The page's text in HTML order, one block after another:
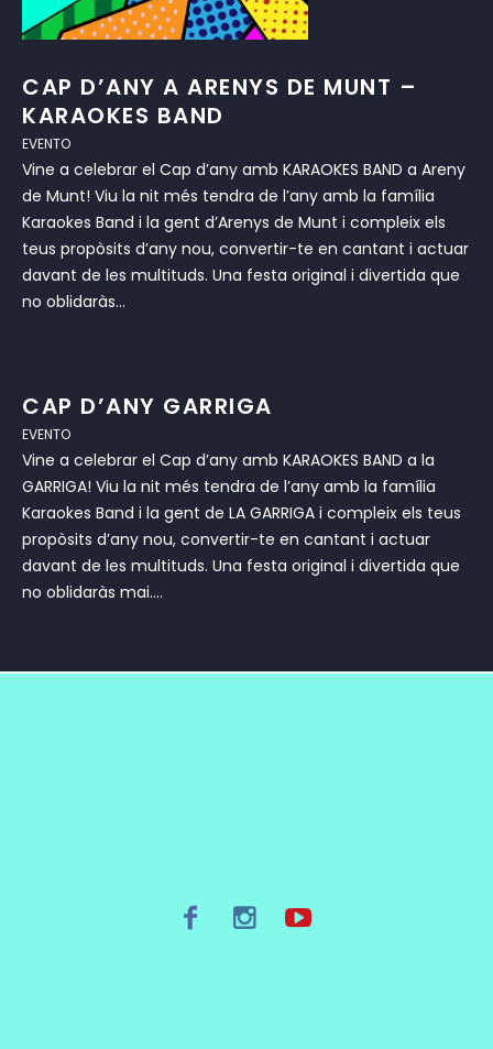
CAP D’ANY A ARENYS DE MUNT –
KARAOKES BAND
EVENTO
Vine a celebrar el Cap d’any amb KARAOKES BAND a Areny
de Munt! Viu la nit més tendra de l’any amb la família
Karaokes Band i la gent d’Arenys de Munt i compleix els
teus propòsits d’any nou, convertir-te en cantant i actuar
davant de les multituds. Una festa original i divertida que
no oblidaràs...
CAP D’ANY GARRIGA
EVENTO
Vine a celebrar el Cap d’any amb KARAOKES BAND a la
GARRIGA! Viu la nit més tendra de l’any amb la família
Karaokes Band i la gent de LA GARRIGA i compleix els teus
propòsits d’any nou, convertir-te en cantant i actuar
davant de les multituds. Una festa original i divertida que
no oblidaràs mai....